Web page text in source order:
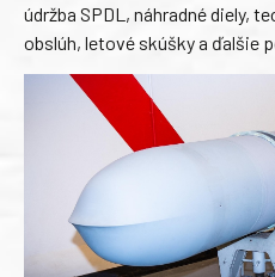
údržba SPDL, náhradné diely,
obslúh, letové skúšky a ďalšie